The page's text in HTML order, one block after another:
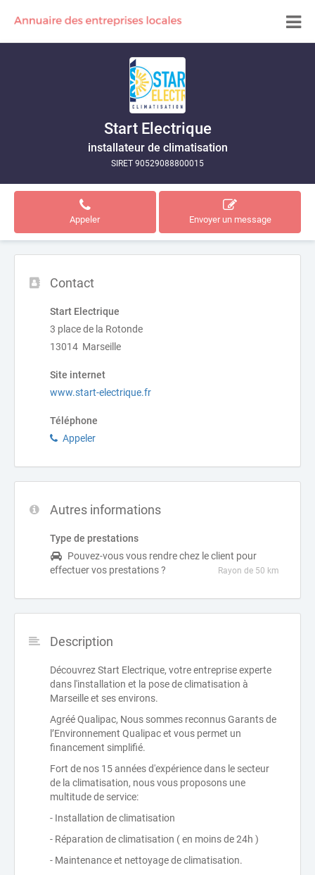
Start Electrique
installateur de climatisation
SIRET 90529088800015
Appeler Envoyer un message
Contact
Start Electrique
3 place de la Rotonde
13014 Marseille
Site internet
www.start-electrique.fr
Téléphone
Appeler
Autres informations
Type de prestations
Pouvez-vous vous rendre chez le client pour
effectuer vos prestations ?
Rayon de 50 km
Description
Découvrez Start Electrique, votre entreprise experte
dans l'installation et la pose de climatisation à
Marseille et ses environs.
Agréé Qualipac, Nous sommes reconnus Garants de
l’Environnement Qualipac et vous permet un
financement simplifié.
Fort de nos 15 années d'expérience dans le secteur
de la climatisation, nous vous proposons une
multitude de service:
- Installation de climatisation
- Réparation de climatisation ( en moins de 24h )
- Maintenance et nettoyage de climatisation.